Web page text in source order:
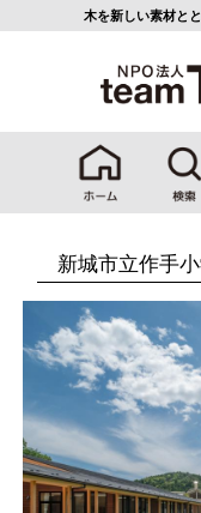
木を新しい素材とと
新城市立作手